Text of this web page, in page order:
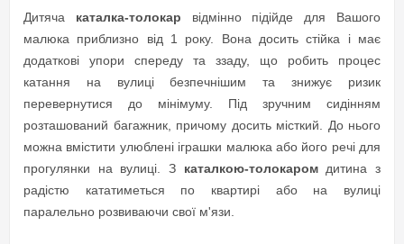
Дитяча каталка-толокар відмінно підійде для Вашого
малюка приблизно від 1 року. Вона досить стійка і має
додаткові упори спереду та ззаду, що робить процес
катання на вулиці безпечнішим та знижує ризик
перевернутися до мінімуму. Під зручним сидінням
розташований багажник, причому досить місткий. До нього
можна вмістити улюблені іграшки малюка або його речі для
прогулянки на вулиці. З каталкою-толокаромдитина з
радістю кататиметься по квартирі або на вулиці
паралельно розвиваючи свої м'язи.